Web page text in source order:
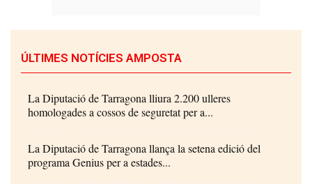
ÚLTIMES NOTÍCIES AMPOSTA
La Diputació de Tarragona lliura 2.200 ulleres
homologades a cossos de seguretat per a...
La Diputació de Tarragona llança la setena edició del
programa Genius per a estades...